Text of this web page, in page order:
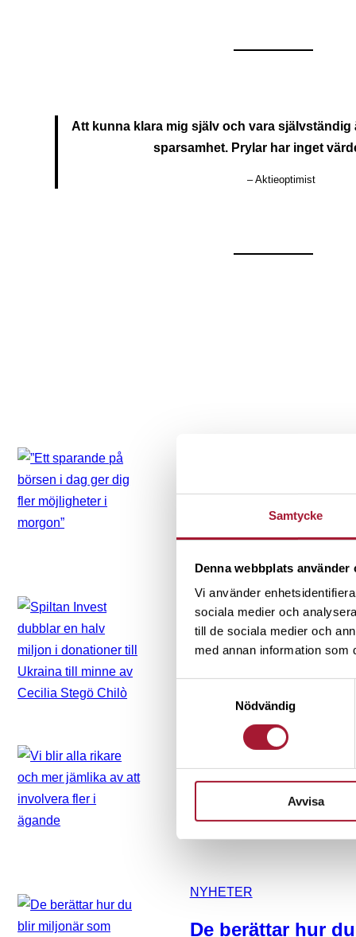
Samtycke
Denna webbplats använder
Vi använder
sociala medier och
till de sociala medier och
med annan information som
Nödvändig
Avvisa
Att kunna klara mig själv och vara
sparsamhet. Prylar har inget
– Aktieoptimist
fler möjligheter i
NYHETER
Spiltan Invest
i donationer till
Cecilia Stegö
NYHETER
Vi blir alla rikare
att involvera fler i
NYHETER
De berättar hur